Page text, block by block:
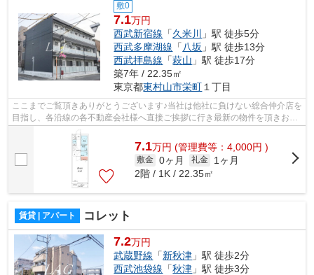
敷0
7.1万円
西武新宿線 「久米川
」駅 徒歩5分
西武多摩湖線 「 八坂 」駅 徒歩13分
西武拝島線 「萩山 」駅 徒歩17分
築7年 / 22.35㎡
東京都東村山市栄町 １丁目
ここまでご覧頂きありがとうございます♪当社は他社に負けない総合仲介店を
目指し、各沿線の各不動産会社様へ直接ご挨拶に行き最新の物件を頂きお客
7.1万円 (管理費等：4,000円 )
敷金 0ヶ月 礼金
1ヶ月
2階 / 1K / 22.35㎡
賃貸 | アパート コレット
7.2万円
武蔵野線 「新秋津 」駅 徒歩2分
西武池袋線 「秋津 」駅 徒歩3分